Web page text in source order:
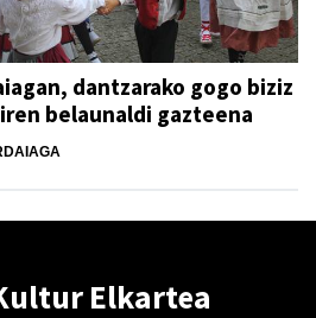
dantzarako gogo biziz
belaunaldi gazteena
Elkartea